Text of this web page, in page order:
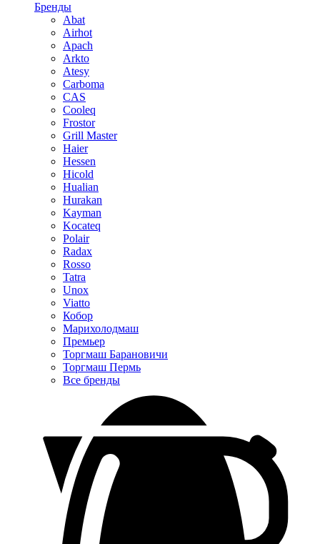
Бренды
Abat
Airhot
Apach
Arkto
Atesy
Carboma
CAS
Cooleq
Frostor
Grill Master
Haier
Hessen
Hicold
Hualian
Hurakan
Kayman
Kocateq
Polair
Radax
Rosso
Tatra
Unox
Viatto
Кобор
Марихолодмаш
Премьер
Торгмаш Барановичи
Торгмаш Пермь
Все бренды